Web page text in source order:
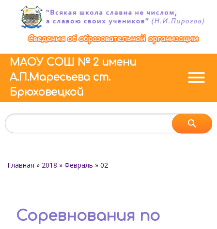
МАОУ СОШ № 2 имени
А.П.Маресьева ст.
Брюховецкой
menu
Главная » 2018 » Февраль » 02
Соревнования по